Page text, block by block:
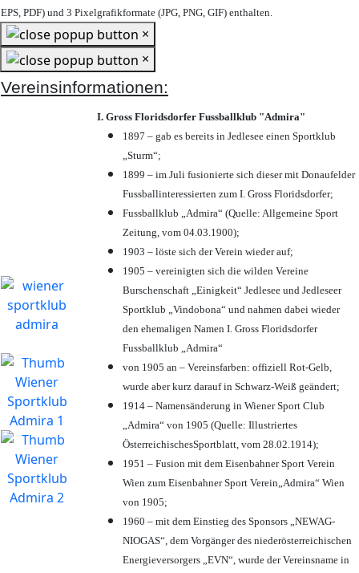
EPS, PDF) und 3 Pixelgrafikformate (JPG, PNG, GIF) enthalten.
×
×
Vereinsinformationen:
I. Gross Floridsdorfer Fussballklub "Admira"
1897 – gab es bereits in Jedlesee einen Sportklub
„Sturm“;
1899 – im Juli fusionierte sich dieser mit Donaufelder
Fussballinteressierten zum I. Gross Floridsdorfer;
Fussballklub „Admira“ (Quelle: Allgemeine Sport
Zeitung, vom 04.03.1900);
1903 – löste sich der Verein wieder auf;
1905 – vereinigten sich die wilden Vereine
Burschenschaft „Einigkeit“ Jedlesee und Jedleseer
Sportklub „Vindobona“ und nahmen dabei wieder
den ehemaligen Namen I. Gross Floridsdorfer
Fussballklub „Admira“
von 1905 an – Vereinsfarben: offiziell Rot-Gelb,
wurde aber kurz darauf in Schwarz-Weiß geändert;
1914 – Namensänderung in Wiener Sport Club
„Admira“ von 1905 (Quelle: Illustriertes
ÖsterreichischesSportblatt, vom 28.02.1914);
1951 – Fusion mit dem Eisenbahner Sport Verein
Wien zum Eisenbahner Sport Verein„Admira“ Wien
von 1905;
1960 – mit dem Einstieg des Sponsors „NEWAG-
NIOGAS“, dem Vorgänger des niederösterreichischen
Energieversorgers „EVN“, wurde der Vereinsname in